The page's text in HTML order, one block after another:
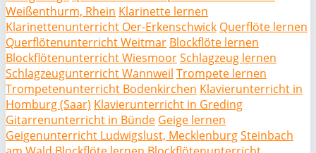
Weißenthurm, Rhein Klarinette lernen
Klarinettenunterricht Oer-Erkenschwick Querflöte lernen
Querflötenunterricht Weitmar Blockflöte lernen
Blockflötenunterricht WiesmoorSchlagzeug lernen
Schlagzeugunterricht Wannweil Trompete lernen
Trompetenunterricht Bodenkirchen Klavierunterricht in
Homburg (Saar) Klavierunterricht in Greding
Gitarrenunterricht in Bünde Geige lernen
Geigenunterricht Ludwigslust, MecklenburgSteinbach